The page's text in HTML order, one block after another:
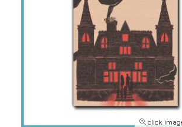
click